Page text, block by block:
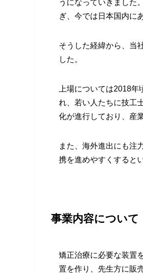
うになっていきました
ぎ、今では日本国内に
そうした経緯から、当
した。
上場については2018
れ、若い人たちに技工
化が進行しており、産
また、海外進出にも注
携を進めやすくすると
事業内容について
矯正治療に必要な装置
置を作り、先生方に販